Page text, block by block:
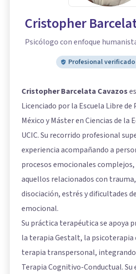
Cristopher
Psicólogo con enfoque
Profesional verificado
Cristopher Barcelata Cavazos
Licenciado por la Escuela Libre de
México y Máster en Ciencias de la
UCIC. Su recorrido profesional
experiencia acompañando a
procesos emocionales
aquellos relacionados con
disociación, estrés y dificultades
emocional.
Su práctica terapéutica se apoya
la terapia Gestalt, la psicoterapia
terapia transpersonal,
Terapia Cognitivo-Conductual.